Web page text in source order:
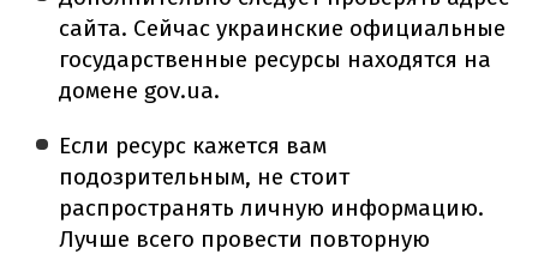
сайта. Сейчас украинские официальные
государственные ресурсы находятся на
домене gov.ua.
Если ресурс кажется вам
подозрительным, не стоит
распространять личную информацию.
Лучше всего провести повторную